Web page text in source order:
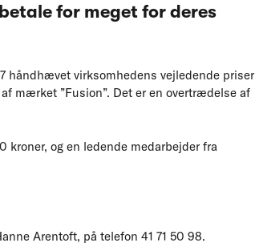
for meget for deres
håndhævet virksomhedens vejledende priser
mærket ”Fusion”. Det er en overtrædelse af
og en ledende medarbejder fra
Arentoft, på telefon 41 71 50 98.